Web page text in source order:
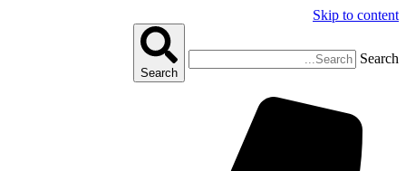
Skip to content
Search
Search